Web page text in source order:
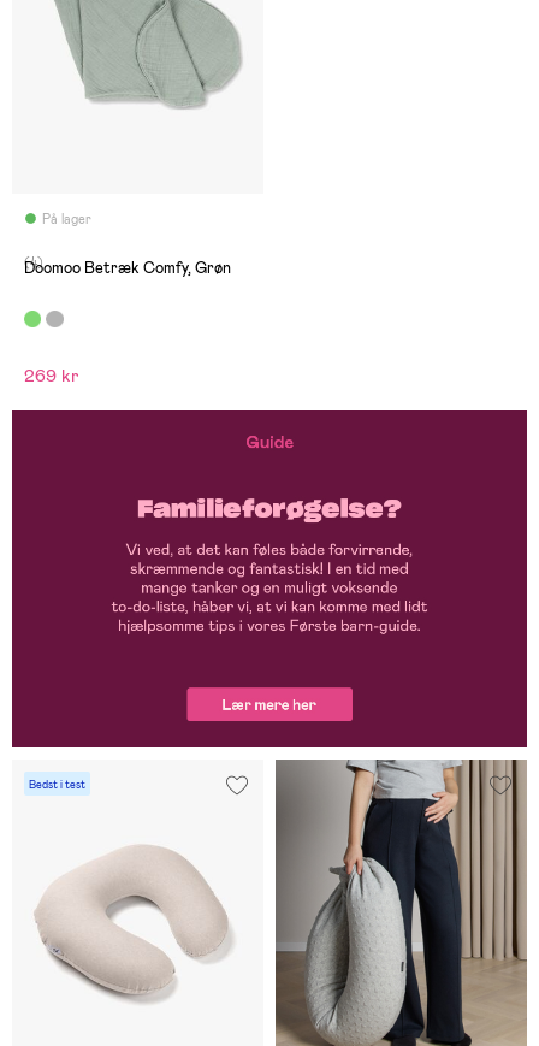
På lager
(4)
Doomoo Betræk Comfy, Grøn
269 kr
Bedst i test